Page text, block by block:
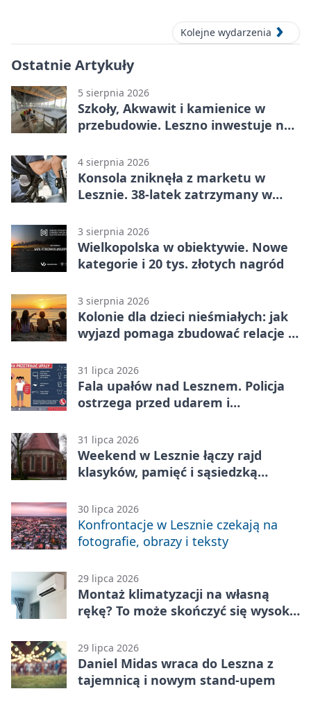
Kolejne wydarzenia
Ostatnie Artykuły
5 sierpnia 2026
Szkoły, Akwawit i kamienice w
przebudowie. Leszno inwestuje na
4 sierpnia 2026
Konsola zniknęła z marketu w
Lesznie. 38-latek zatrzymany w
3 sierpnia 2026
Wielkopolska w obiektywie. Nowe
kategorie i 20 tys. złotych nagród
3 sierpnia 2026
Kolonie dla dzieci nieśmiałych: jak
wyjazd pomaga zbudować relacje z
31 lipca 2026
Fala upałów nad Lesznem. Policja
ostrzega przed udarem i
31 lipca 2026
Weekend w Lesznie łączy rajd
klasyków, pamięć i sąsiedzką
30 lipca 2026
Konfrontacje w Lesznie czekają na
fotografie, obrazy i teksty
29 lipca 2026
Montaż klimatyzacji na własną
rękę? To może skończyć się wysoką
29 lipca 2026
Daniel Midas wraca do Leszna z
tajemnicą i nowym stand-upem